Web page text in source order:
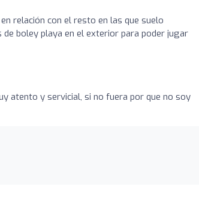
relación con el resto en las que suelo
boley playa en el exterior para poder jugar
atento y servicial, si no fuera por que no soy